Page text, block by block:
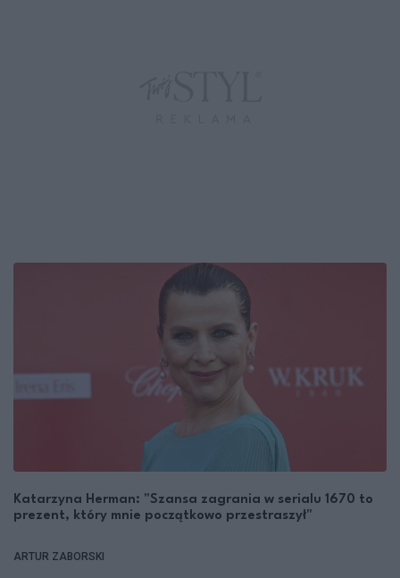
Katarzyna Herman: "Szansa zagrania w serialu 1670 to
prezent, który mnie początkowo przestraszył"
ARTUR ZABORSKI